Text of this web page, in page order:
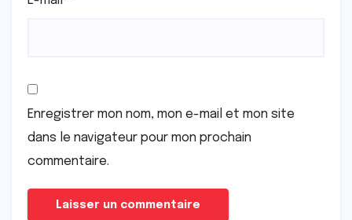
Enregistrer mon nom, mon e-mail et mon site
dans le navigateur pour mon prochain
commentaire.